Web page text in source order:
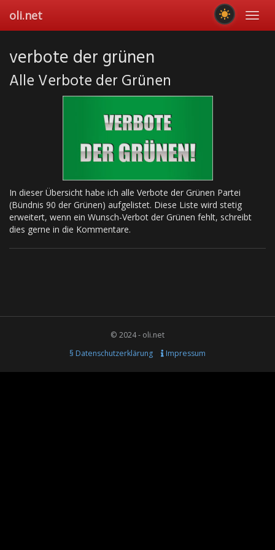
main
oli.net
verbote der grünen
Alle Verbote der Grünen
In dieser Übersicht habe ich alle Verbote der Grünen Partei
(Bündnis 90 der Grünen) aufgelistet. Diese Liste wird stetig
erweitert, wenn ein Wunsch-Verbot der Grünen fehlt, schreibt
dies gerne in die Kommentare.
© 2024 - oli.net
§ Datenschutzerklärung
Impressum